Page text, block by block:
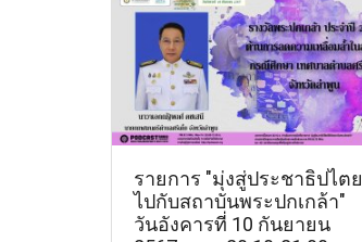
รายการ "มุ่งสู่ประชาธิปไตย
ไปกับสถาบันพระปกเกล้า"
วันอังคารที่ 10 กันยายน